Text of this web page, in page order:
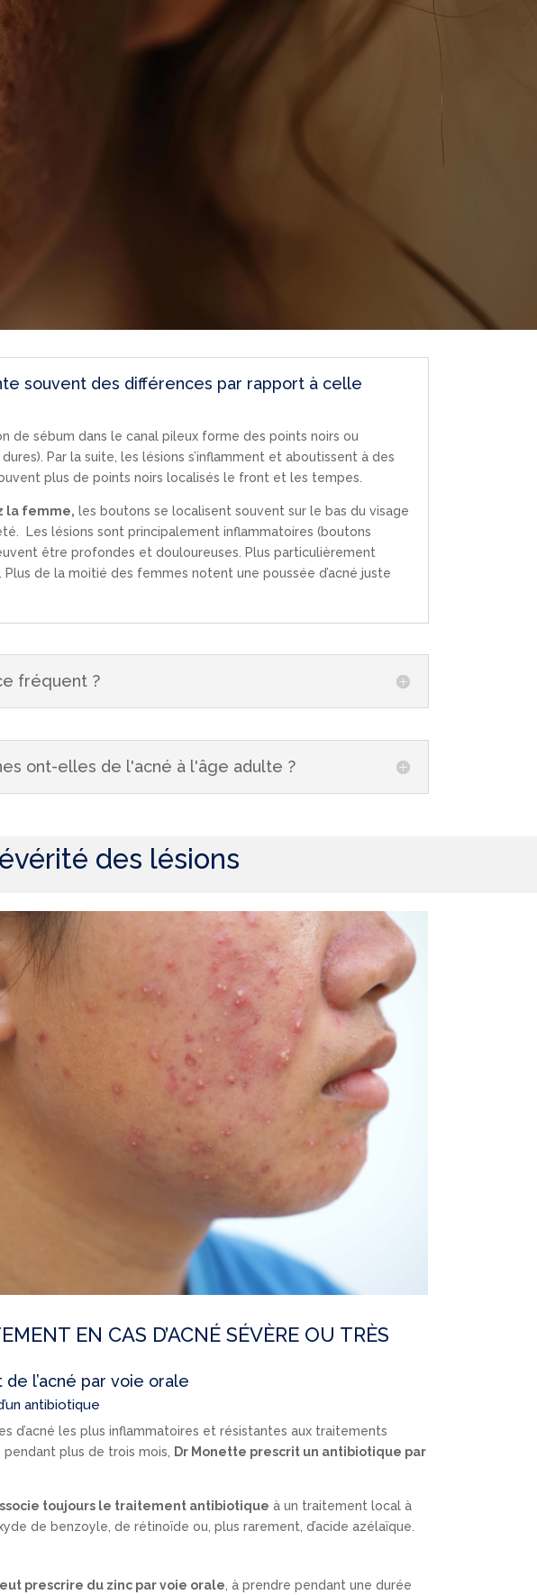
souvent des différences par rapport à celle
de sébum dans le canal pileux forme des points noirs ou
Par la suite, les lésions s’inflamment et aboutissent à des
plus de points noirs localisés le front et les tempes.
la femme, les boutons se localisent souvent sur le bas du visage
Les lésions sont principalement inflammatoires (boutons
être profondes et douloureuses. Plus particulièrement
de la moitié des femmes notent une poussée d’acné juste
fréquent ?
ont-elles de l'acné à l'âge adulte ?
des lésions
EN CAS D’ACNÉ SÉVÈRE OU TRÈS
l’acné par voie orale
antibiotique
d’acné les plus inflammatoires et résistantes aux traitements
pendant plus de trois mois, Dr Monette prescrit un antibiotique par
toujours le traitement antibiotique à un traitement local à
de benzoyle, de rétinoïde ou, plus rarement, d’acide azélaïque.
prescrire du zinc par voie orale, à prendre pendant une durée